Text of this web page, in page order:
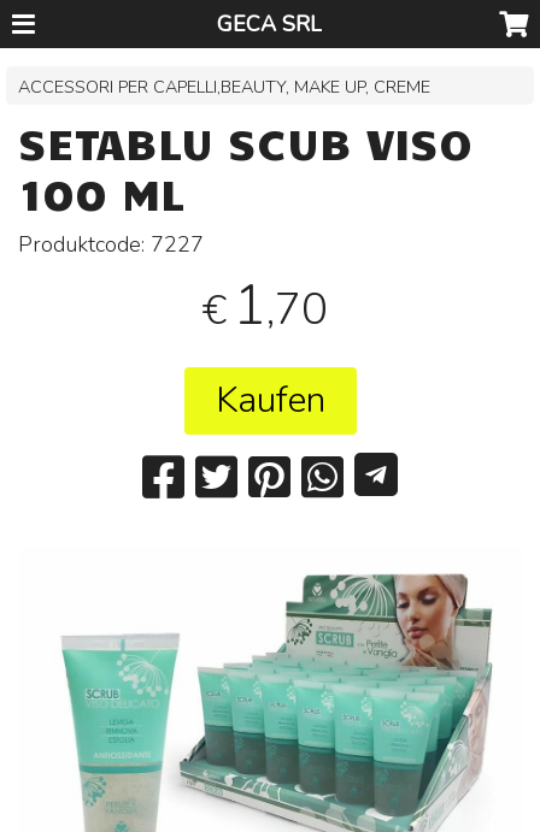
GECA SRL
ACCESSORI PER CAPELLI,BEAUTY, MAKE UP, CREME
SETABLU SCUB VISO
100 ML
Produktcode: 7227
€ 1,70
Kaufen